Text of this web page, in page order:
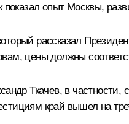
опыт Москвы,
рассказал
цены должны
Ткачев, в
край вышел на